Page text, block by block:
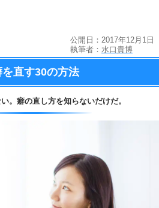
公開日：2017年12月1日
執筆者： 水口貴博
直す30の方法
。 癖の直し方を知らないだけだ。